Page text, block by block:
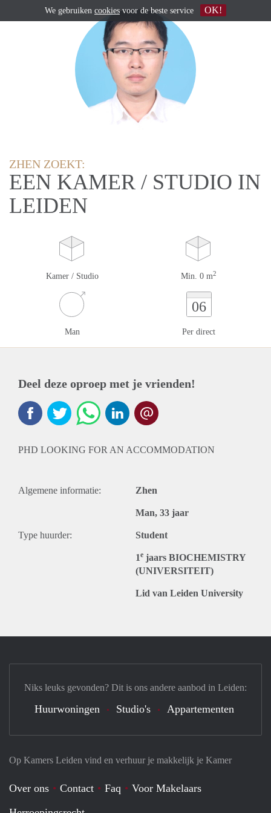
ZHEN ZOEKT:
EEN KAMER / STUDIO IN
LEIDEN
Kamer / Studio Min. 0 m2
Man
06
Per direct
Deel deze oproep met je vrienden!
PHD LOOKING FOR AN ACCOMMODATION
Algemene informatie: Zhen
Man, 33 jaar
Type huurder: Student
1e jaars BIOCHEMISTRY
(UNIVERSITEIT)
Lid van Leiden University
Op Kamers Leiden vind en verhuur je makkelijk je Kamer
Over ons Contact Faq
Voor Makelaars
Niks leuks gevonden? Dit is ons andere aanbod in Leiden:
Huurwoningen Studio's Appartementen
We gebruiken cookies voor de beste service OK!